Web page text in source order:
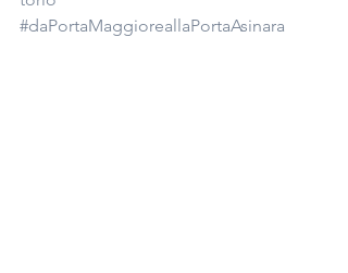
#daPortaMaggioreallaPortaAsinara